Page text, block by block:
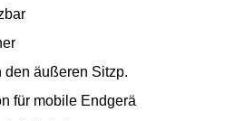
den äußeren Sitzp.
für mobile Endgerä